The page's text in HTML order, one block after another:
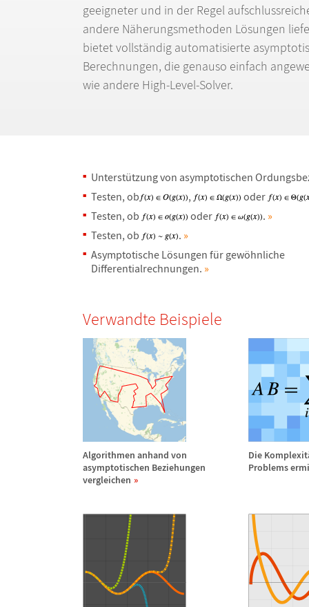
geeigneter und in der Regel
andere Näherungsmethoden Lösungen
bietet vollständig automatisierte
Berechnungen, die genauso einfach
wie andere High-Level-Solver.
Unterstützung von asymptotischen
Testen, ob
,
oder
Testen, ob
oder . »
Testen, ob
. »
Asymptotische Lösungen für gewöhnliche
Differentialrechnungen. »
Verwandte Beispiele
Algorithmen anhand von
asymptotischen Beziehungen
vergleichen
Die Komplexit
Problems